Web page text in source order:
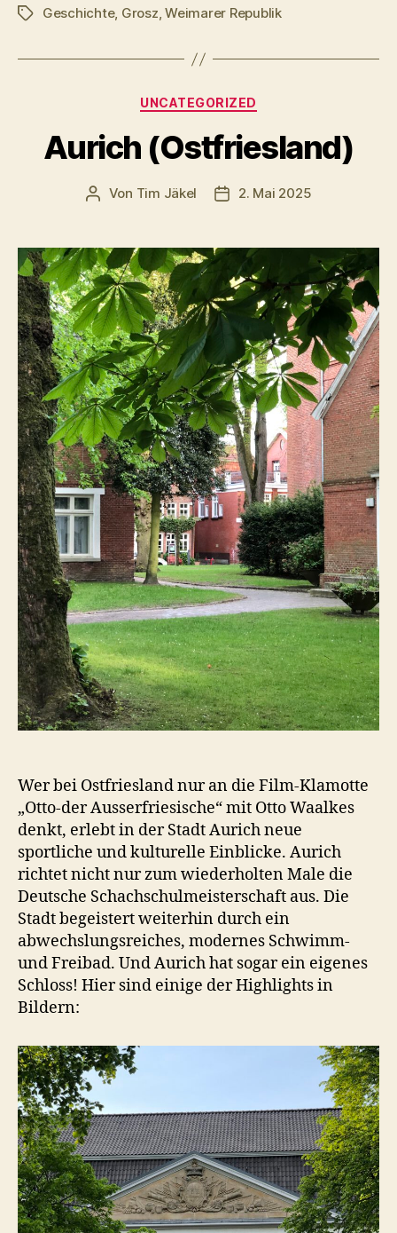
Schlagwörter
Geschichte, Grosz,Weimarer Republik
Kategorien
UNCATEGORIZED
Aurich (Ostfriesland)
Beitragsautor
Von Tim Jäkel Veröffentlichungsdatum
2. Mai 2025
Wer bei Ostfriesland nur an die Film-Klamotte
„Otto-der Ausserfriesische“ mit Otto Waalkes
denkt, erlebt in der Stadt Aurich neue
sportliche und kulturelle Einblicke. Aurich
richtet nicht nur zum wiederholten Male die
Deutsche Schachschulmeisterschaft aus. Die
Stadt begeistert weiterhin durch ein
abwechslungsreiches, modernes Schwimm-
und Freibad. Und Aurich hat sogar ein eigenes
Schloss! Hier sind einige der Highlights in
Bildern: